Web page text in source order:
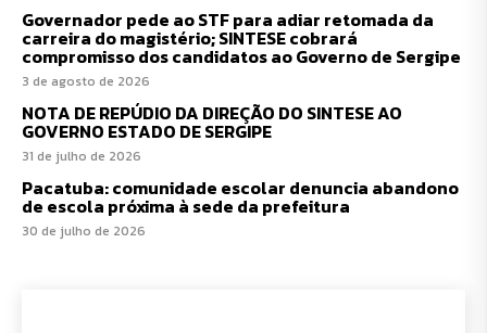
Governador pede ao STF para adiar retomada da
carreira do magistério; SINTESE cobrará
compromisso dos candidatos ao Governo de Sergipe
3 de agosto de 2026
NOTA DE REPÚDIO DA DIREÇÃO DO SINTESE AO
GOVERNO ESTADO DE SERGIPE
31 de julho de 2026
Pacatuba: comunidade escolar denuncia abandono
de escola próxima à sede da prefeitura
30 de julho de 2026